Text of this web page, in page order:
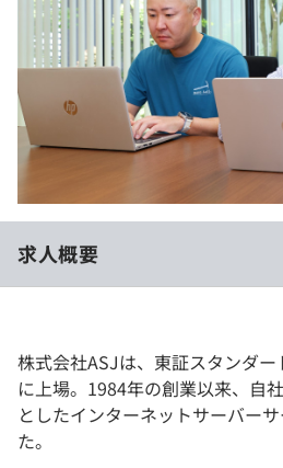
就活成功ガイド
プラン
個人向けプラン
法人向けプラン
求人概要
株式会社ASJは、東証スタンダ
に上場。1984年の創業以来、自
としたインターネットサーバー
た。